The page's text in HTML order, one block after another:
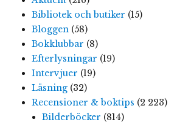
Bibliotek och butiker (15)
Bloggen(58)
Bokklubbar (8)
Efterlysningar (19)
Intervjuer (19)
Läsning(32)
Recensioner & boktips (2 223)
Bilderböcker (814)